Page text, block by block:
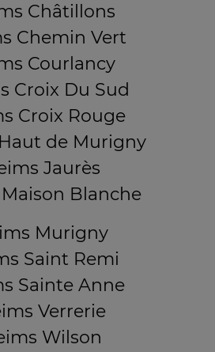
Châtillons
Chemin Vert
Courlancy
Croix Du Sud
Croix Rouge
de Murigny
Jaurès
Blanche
Murigny
Saint Remi
Sainte Anne
Verrerie
Wilson